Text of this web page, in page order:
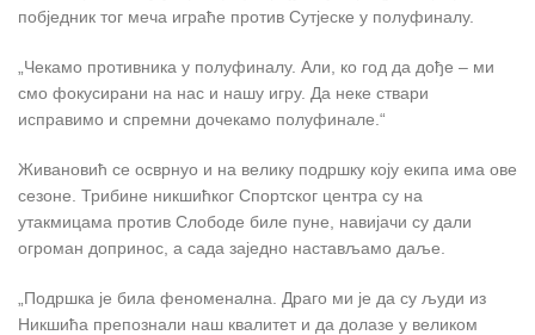
побједник тог меча играће против Сутјеске у полуфиналу.
„Чекамо противника у полуфиналу. Али, ко год да дође – ми
смо фокусирани на нас и нашу игру. Да неке ствари
исправимо и спремни дочекамо полуфинале.“
Живановић се осврнуо и на велику подршку коју екипа има ове
сезоне. Трибине никшићког Спортског центра су на
утакмицама против Слободе биле пуне, навијачи су дали
огроман допринос, а сада заједно настављамо даље.
„Подршка је била феноменална. Драго ми је да су људи из
Никшића препознали наш квалитет и да долазе у великом